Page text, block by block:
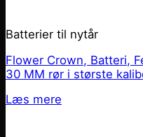
Batterier til nytår
Flower Crown, Batteri,
30 MM rør i største
Læs mere